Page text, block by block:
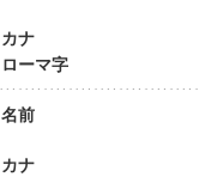
カナ
ローマ字
名前
カナ